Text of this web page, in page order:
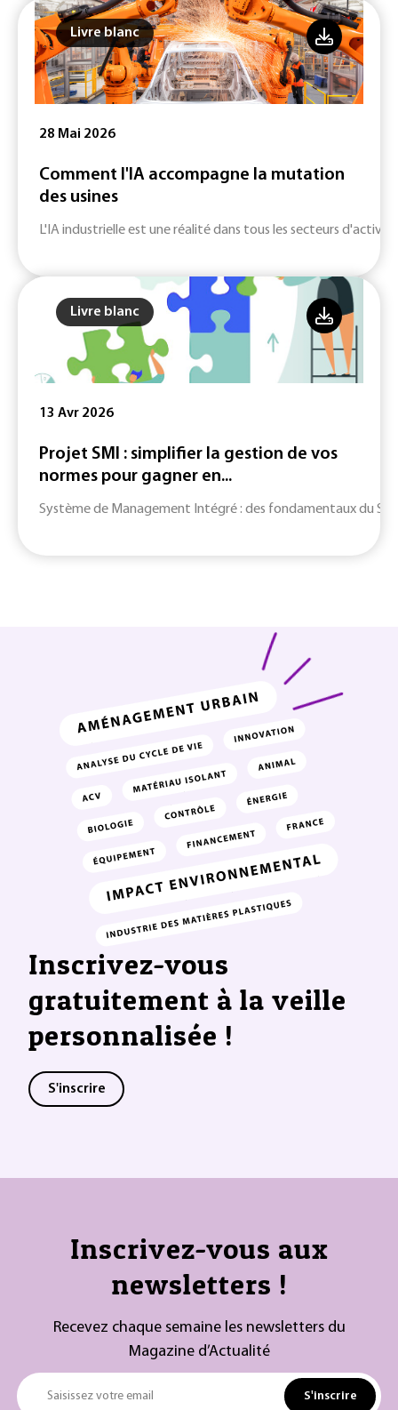
Livre blanc
28 Mai 2026
Comment l'IA accompagne la mutation
des usines
L'IA industrielle est une réalité dans tous les secteurs
Livre blanc
13 Avr 2026
Projet SMI : simplifier la gestion de vos
normes pour gagner en...
Système de Management Intégré : des fondamentaux du
Inscrivez-vous
gratuitement à la veille
personnalisée !
S'inscrire
Inscrivez-vous aux
newsletters !
Recevez chaque semaine les newsletters du
Magazine d’Actualité
Saisissez votre email S'inscrire